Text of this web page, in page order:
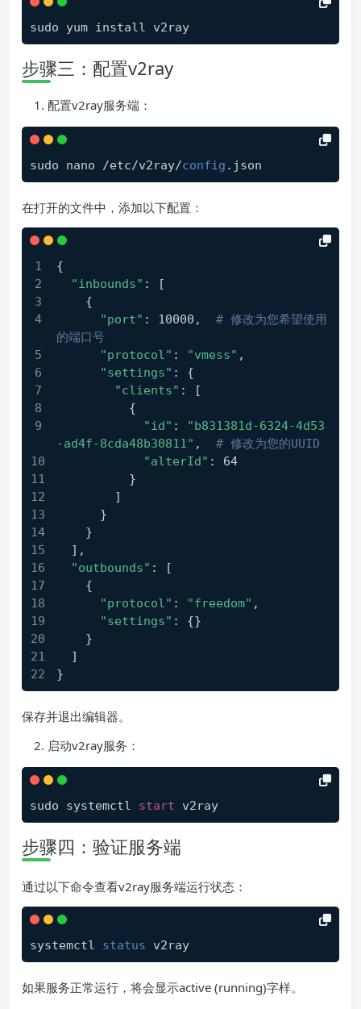
步骤三：配置v2ray
配置v2ray服务端：
sudo nano /etc/v2ray/config
在打开的文件中，添加以下配置：
{
"inbounds" : [
    {
"port" : 10000, # 修改为您希望使用
的端口号
"protocol" : "vmess" ,
"settings" : {
"clients" : [
          {
"id" :
"b831381d-6324-4d53
-ad4f-8cda48b30811" , # 修改为您的UUID
"alterId" : 64
          }
        ]
      }
    }
  ],
"outbounds" : [
    {
"protocol" : "freedom" ,
"settings" : {}
    }
  ]
}
保存并退出编辑器。
启动v2ray服务：
sudo systemctl start
步骤四：验证服务端
通过以下命令查看v2ray服务端运行状态：
systemctl status
如果服务正常运行，将会显示active (running)字样。